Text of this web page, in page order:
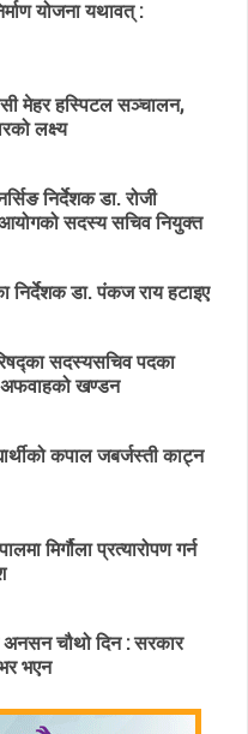
योजना यथावत् :
मेहर हस्पिटल सञ्चालन,
लक्ष्य
निर्देशक डा. रोजी
आयोगको सदस्य सचिव नियुक्त
निर्देशक डा. पंकज राय हटाइए
सदस्यसचिव पदका
अफवाहको खण्डन
कपाल जबर्जस्ती काट्न
मिर्गौला प्रत्यारोपण गर्न
अनसन चौथो दिन : सरकार
भएन